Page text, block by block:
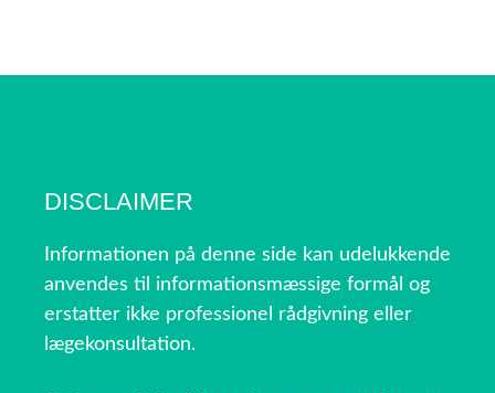
DISCLAIMER
Informationen på denne side kan udelukkende
anvendes til informationsmæssige formål og
erstatter ikke professionel rådgivning eller
lægekonsultation.